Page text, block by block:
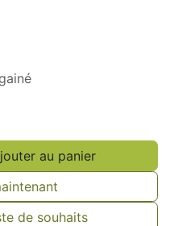
au panier
de souhaits